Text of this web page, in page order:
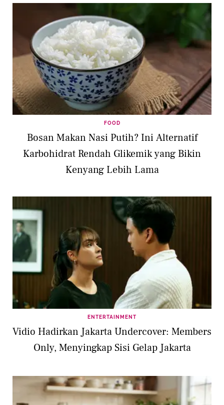
FOOD
Bosan Makan Nasi Putih? Ini Alternatif
Karbohidrat Rendah Glikemik yang Bikin
Kenyang Lebih Lama
ENTERTAINMENT
Vidio Hadirkan Jakarta Undercover: Members
Only, Menyingkap Sisi Gelap Jakarta